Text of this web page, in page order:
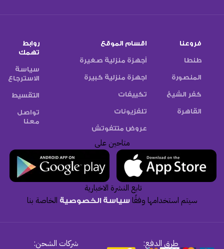
فروعنا
طنطا
المنصورة
كفر الشيخ
القاهرة
اقسام الموقع
أجهزة منزلية صغيرة
اجهزة منزلية كبيرة
تكييفات
تلفزيونات
عروض متتفوتش
روابط
تهمك
سياسة
الاسترجاع
التقسيط
تواصل
معنا
متاحين على
تابع النشرة الاخبارية
سيتم استخدامها وفقًاسياسة الخصوصية الخاصة بنا
طرق الدفع: شركات الشحن: